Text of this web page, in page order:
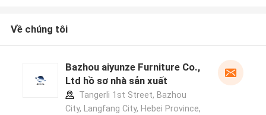
Về chúng tôi
Bazhou aiyunze Furniture Co.,
Ltd hồ sơ nhà sản xuất
Tangerli 1st Street, Bazhou
City, Langfang City, Hebei Province,